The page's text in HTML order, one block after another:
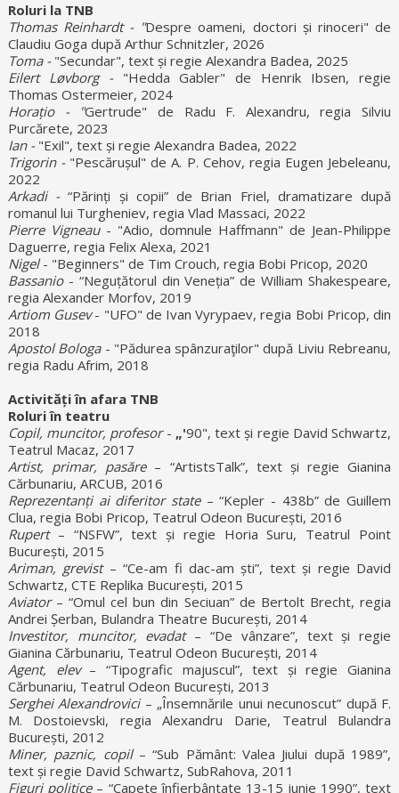
Roluri la TNB
Thomas Reinhardt - "Despre oameni, doctori și rinoceri" de
Claudiu Goga după Arthur Schnitzler, 2026
Toma - "Secundar", text și regie Alexandra Badea, 2025
Eilert Løvborg - "Hedda Gabler" de Henrik Ibsen, regie
Thomas Ostermeier, 2024
Horațio - "Gertrude" de Radu F. Alexandru, regia Silviu
Purcărete, 2023
Ian -"Exil", text și regie Alexandra Badea, 2022
Trigorin - "Pescărușul" de A. P. Cehov, regia Eugen Jebeleanu,
2022
Arkadi -“Părinți și copii” de Brian Friel, dramatizare după
romanul lui Turgheniev, regia Vlad Massaci, 2022
Pierre Vigneau- "Adio, domnule Haffmann" de Jean-Philippe
Daguerre, regia Felix Alexa, 2021
Nigel- "Beginners" de Tim Crouch, regia Bobi Pricop, 2020
Bassanio- “Neguțătorul din Veneția” de William Shakespeare,
regia Alexander Morfov, 2019
Artiom Gusev- "UFO" de Ivan Vyrypaev, regia Bobi Pricop, din
2018
Apostol Bologa- "Pădurea spânzuraţilor" după Liviu Rebreanu,
regia Radu Afrim, 2018
Activități în afara TNB
Roluri în teatru
Copil, muncitor, profesor- „'90", text și regie David Schwartz,
Teatrul Macaz, 2017
Artist, primar, pasăre– “ArtistsTalk”, text și regie Gianina
Cărbunariu, ARCUB, 2016
Reprezentanți ai diferitor state– “Kepler - 438b” de Guillem
Clua, regia Bobi Pricop, Teatrul Odeon București, 2016
Rupert– “NSFW”, text și regie Horia Suru, Teatrul Point
București, 2015
Ariman, grevist– “Ce-am fi dac-am ști”, text și regie David
Schwartz, CTE Replika București, 2015
Aviator– “Omul cel bun din Seciuan” de Bertolt Brecht, regia
Andrei Șerban, Bulandra Theatre București, 2014
Investitor, muncitor, evadat– “De vânzare”, text și regie
Gianina Cărbunariu, Teatrul Odeon București, 2014
Agent, elev – “Tipografic majuscul”, text și regie Gianina
Cărbunariu, Teatrul Odeon București, 2013
Serghei Alexandrovici– „Însemnările unui necunoscut” după F.
M. Dostoievski, regia Alexandru Darie, Teatrul Bulandra
București, 2012
Miner, paznic, copil– “Sub Pământ: Valea Jiului după 1989”,
text și regie David Schwartz, SubRahova, 2011
Figuri politice– “Capete înfierbântate 13-15 iunie 1990”, text